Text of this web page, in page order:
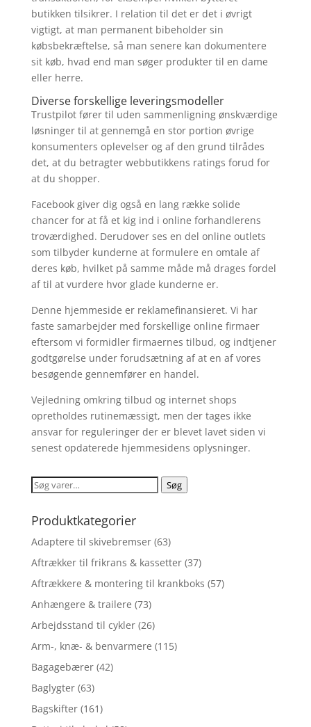
butikken tilsikrer. I relation til det er det i øvrigt
vigtigt, at man permanent bibeholder sin
købsbekræftelse, så man senere kan dokumentere
sit køb, hvad end man søger produkter til en dame
eller herre.
Diverse forskellige leveringsmodeller
Trustpilot fører til uden sammenligning ønskværdige
løsninger til at gennemgå en stor portion øvrige
konsumenters oplevelser og af den grund tilrådes
det, at du betragter webbutikkens ratings forud for
at du shopper.
Facebook giver dig også en lang række solide
chancer for at få et kig ind i online forhandlerens
troværdighed. Derudover ses en del online outlets
som tilbyder kunderne at formulere en omtale af
deres køb, hvilket på samme måde må drages fordel
af til at vurdere hvor glade kunderne er.
Denne hjemmeside er reklamefinansieret. Vi har
faste samarbejder med forskellige online firmaer
eftersom vi formidler firmaernes tilbud, og indtjener
godtgørelse under forudsætning af at en af vores
besøgende gennemfører en handel.
Vejledning omkring tilbud og internet shops
opretholdes rutinemæssigt, men der tages ikke
ansvar for reguleringer der er blevet lavet siden vi
senest opdaterede hjemmesidens oplysninger.
Søg
Søg
Produktkategorier
Adaptere til skivebremser (63)
Aftrækker til frikrans & kassetter (37)
Aftrækkere & montering til krankboks (57)
Anhængere & trailere (73)
Arbejdsstand til cykler (26)
Arm-, knæ- & benvarmere (115)
Bagagebærer (42)
Baglygter (63)
Bagskifter (161)